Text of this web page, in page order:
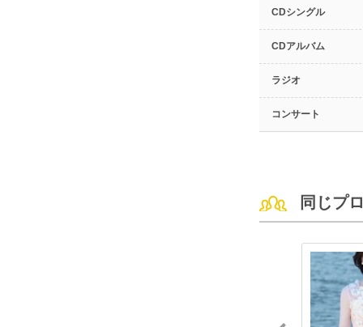
CDシングル
CDアルバム
ラジオ
コンサート
同じプ